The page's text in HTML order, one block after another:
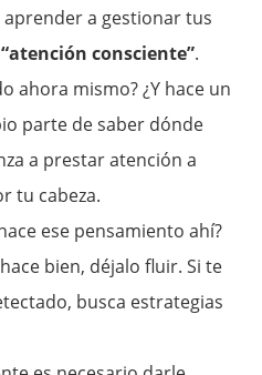
a gestionar tus
“atención consciente”.
ahora mismo? ¿Y hace un
parte de saber dónde
a prestar atención a
tu cabeza.
ese pensamiento ahí?
bien, déjalo fluir. Si te
busca estrategias